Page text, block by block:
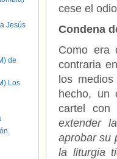
cese el
Condena
Como era
contraria
los
hecho, un
cartel con
extender
aprobar su
la liturgia
Jesús
de
Los